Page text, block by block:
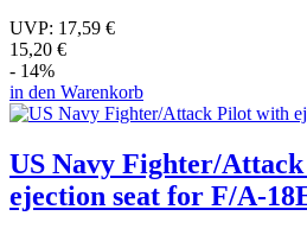
UVP: 17,59 €
15,20 €
- 14%
in den Warenkorb
US Navy Fighter/
ejection seat for F/A-